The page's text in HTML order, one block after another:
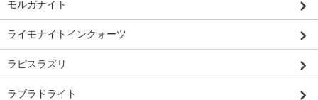
モルガナイト
ライモナイトインクォーツ
ラピスラズリ
ラブラドライト